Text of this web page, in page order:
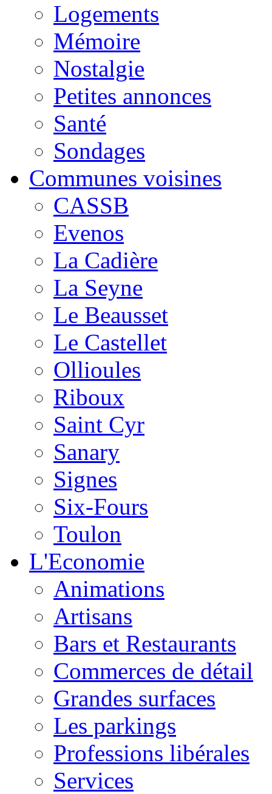
Logements
Mémoire
Nostalgie
Petites annonces
Santé
Sondages
Communes voisines
CASSB
Evenos
La Cadière
La Seyne
Le Beausset
Le Castellet
Ollioules
Riboux
Saint Cyr
Sanary
Signes
Six-Fours
Toulon
L'Economie
Animations
Artisans
Bars et Restaurants
Commerces de détail
Grandes surfaces
Les parkings
Professions libérales
Services